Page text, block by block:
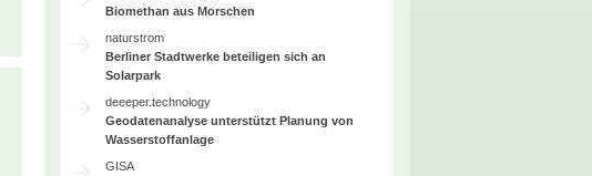
Biomethan aus Morschen
naturstrom
Berliner Stadtwerke beteiligen sich an
Solarpark
deeeper.technology
Geodatenanalyse unterstützt Planung von
Wasserstoffanlage
GISA